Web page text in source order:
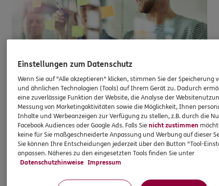
Unternehmerpotenzial
Exklusives Wissen erlangen, das Sie weiterbringt
Für ERGO Pro ist die Qualifizierung der
Unternehmer viel mehr als ein Wort. Denn Erfolg
ist bei ERGO Pro kein Zufall, sondern das Ergebnis
einer sorgfältig konzipierten Strategie.
Einstellungen zum Datenschutz
Wenn Sie auf "Alle akzeptieren" klicken, stimmen Sie der Speicherung
und ähnlichen Technologien (Tools) auf Ihrem Gerät zu. Dadurch
eine zuverlässige Funktion der Website, die Analyse der
Messung von Marketingaktivitäten sowie die Möglichkeit, Ihnen
Inhalte und Werbeanzeigen zur Verfügung zu stellen, z.B. durch die
Facebook Audiences oder Google Ads. Falls Sienicht zustimmen
keine für Sie maßgeschneiderte Anpassung und Werbung auf dieser
Sie können Ihre Entscheidungen jederzeit über den Button "Tool-
anpassen. Näheres zu den eingesetzten Tools finden Sie unter
Datenschutzhinweise Impressum